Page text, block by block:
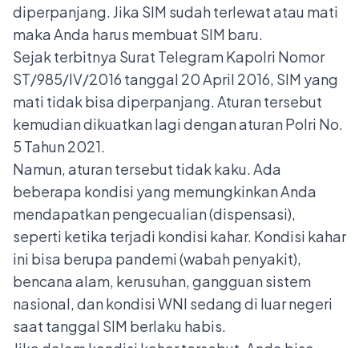
diperpanjang. Jika SIM sudah terlewat atau mati
maka Anda harus membuat SIM baru.
Sejak terbitnya Surat Telegram Kapolri Nomor
ST/985/IV/2016 tanggal 20 April 2016, SIM yang
mati tidak bisa diperpanjang. Aturan tersebut
kemudian dikuatkan lagi dengan aturan Polri No.
5 Tahun 2021.
Namun, aturan tersebut tidak kaku. Ada
beberapa kondisi yang memungkinkan Anda
mendapatkan pengecualian (dispensasi),
seperti ketika terjadi kondisi kahar. Kondisi kahar
ini bisa berupa pandemi (wabah penyakit),
bencana alam, kerusuhan, gangguan sistem
nasional, dan kondisi WNI sedang di luar negeri
saat tanggal SIM berlaku habis.